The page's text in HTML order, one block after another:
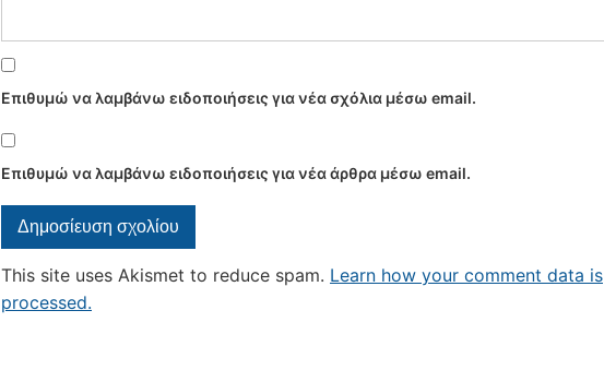
Επιθυμώ να λαμβάνω ειδοποιήσεις για νέα σχόλια μέσω email.
Επιθυμώ να λαμβάνω ειδοποιήσεις για νέα άρθρα μέσω email.
This site uses Akismet to reduce spam. Learn how your comment data is
processed.